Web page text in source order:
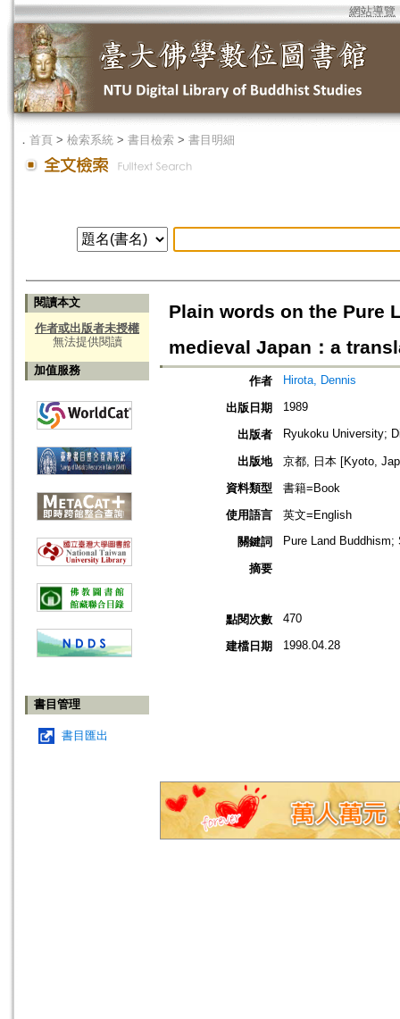
網站導覽
． 首頁 > 檢索系統 > 書目檢索 > 書目明細
閱讀本文
作者或出版者未授權
無法提供閱讀
加值服務
書目管理
書目匯出
Plain words on the Pure
medieval Japan：a
作者 Hirota, Dennis
出版日期 1989
出版者 Ryukoku University;
出版地
京都, 日本 [Kyoto,
資料類型
書籍=Book
使用語言
英文=English
關鍵詞
Pure Land
摘要
點閱次數 470
建檔日期 1998.04.28